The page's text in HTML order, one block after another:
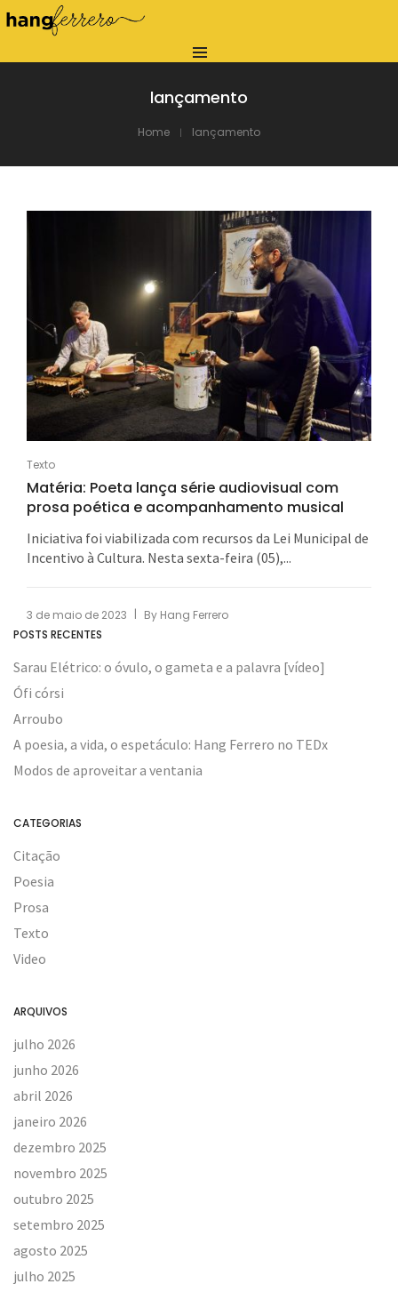
lançamento
Home lançamento
Texto
Matéria: Poeta lança série audiovisual com
prosa poética e acompanhamento musical
Iniciativa foi viabilizada com recursos da Lei Municipal de
Incentivo à Cultura. Nesta sexta-feira (05),...
3 de maio de 2023 | By Hang Ferrero
POSTS RECENTES
Sarau Elétrico: o óvulo, o gameta e a palavra [vídeo]
Ófi córsi
Arroubo
A poesia, a vida, o espetáculo: Hang Ferrero no TEDx
Modos de aproveitar a ventania
CATEGORIAS
Citação
Poesia
Prosa
Texto
Video
ARQUIVOS
julho 2026
junho 2026
abril 2026
janeiro 2026
dezembro 2025
novembro 2025
outubro 2025
setembro 2025
agosto 2025
julho 2025